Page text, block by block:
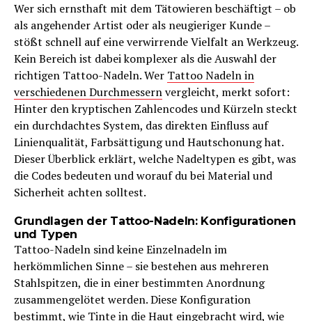
Wer sich ernsthaft mit dem Tätowieren beschäftigt – ob
als angehender Artist oder als neugieriger Kunde –
stößt schnell auf eine verwirrende Vielfalt an Werkzeug.
Kein Bereich ist dabei komplexer als die Auswahl der
richtigen Tattoo-Nadeln. Wer Tattoo Nadeln in
verschiedenen Durchmessernvergleicht, merkt sofort:
Hinter den kryptischen Zahlencodes und Kürzeln steckt
ein durchdachtes System, das direkten Einfluss auf
Linienqualität, Farbsättigung und Hautschonung hat.
Dieser Überblick erklärt, welche Nadeltypen es gibt, was
die Codes bedeuten und worauf du bei Material und
Sicherheit achten solltest.
Grundlagen der Tattoo-Nadeln: Konfigurationen
und Typen
Tattoo-Nadeln sind keine Einzelnadeln im
herkömmlichen Sinne – sie bestehen aus mehreren
Stahlspitzen, die in einer bestimmten Anordnung
zusammengelötet werden. Diese Konfiguration
bestimmt, wie Tinte in die Haut eingebracht wird, wie